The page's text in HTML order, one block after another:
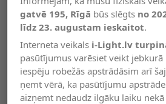
Salīdzināt
Vēlmju
saraksts
Valodas
gatvē 195, Rīgā būs slēgts no
līdz 23. augustam ieskaitot.
Interneta veikals i-Light.lv
pasūtījumus varēsiet veikt jebkurā
iespēju robežās apstrādāsim arī
ņemt vērā, ka pasūtījumu
aizņemt nedaudz ilgāku laiku nekā